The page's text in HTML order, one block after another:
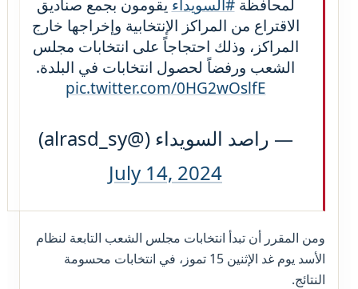
لمحافظة#السويداء يقومون بجمع صناديق
الاقتراع من المراكز الإنتخابية وإخراجها خارج
المراكز، وذلك احتجاجاً على انتخابات مجلس
الشعب ورفضاً لحصول انتخابات في البلدة.
pic.twitter.com/0HG2wOslfE
— راصد السويداء (@alrasd_sy)
July 14, 2024
ومن المقرر أن تبدأ انتخابات مجلس الشعب التابعة لنظام
الأسد يوم غد الإثنين 15 تموز، في انتخابات محسومة
النتائج.